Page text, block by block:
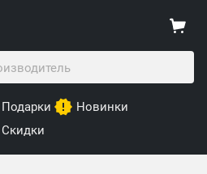
Подарки
Новинки
Скидки